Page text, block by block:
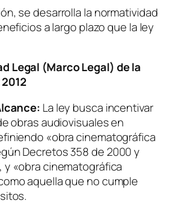
se desarrolla la normatividad
a largo plazo que la ley
Legal (Marco Legal) de la
La ley busca incentivar
obras audiovisuales en
«obra cinematográfica
Decretos 358 de 2000 y
y «obra cinematográfica
aquella que no cumple